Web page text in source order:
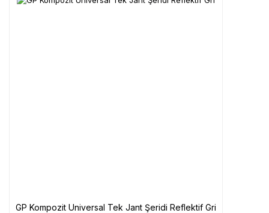
GP Kompozit Universal Tek Jant Şeridi Reflektif Gri